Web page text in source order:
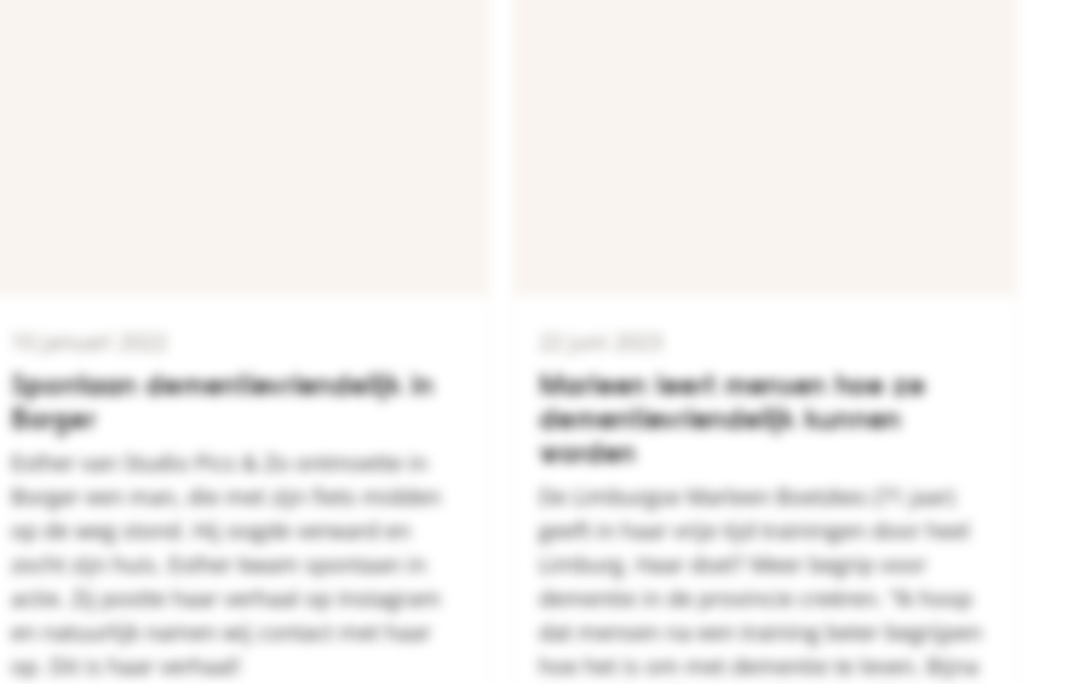
Spontaan dementievriendelijk in
Borger
10 januari 2022
Esther van Studio Pics & Zo ontmoette in
Borger een man, die met zijn fiets midden
op de weg stond. Hij oogde verward en
zocht zijn huis. Esther kwam spontaan in
actie. Zij postte haar verhaal op Instagram
en natuurlijk namen wij contact met haar
op. Dit is haar verhaal!
Marleen leert mensen hoe ze
dementievriendelijk kunnen
worden
De Limburgse Marleen Boetzkes (71 jaar)
geeft in haar vrije tijd trainingen door heel
Limburg. Haar doel? Meer begrip voor
dementie in de provincie creëren. “Ik hoop
dat mensen na een training beter begrijpen
hoe het is om met dementie te leven. Bijna